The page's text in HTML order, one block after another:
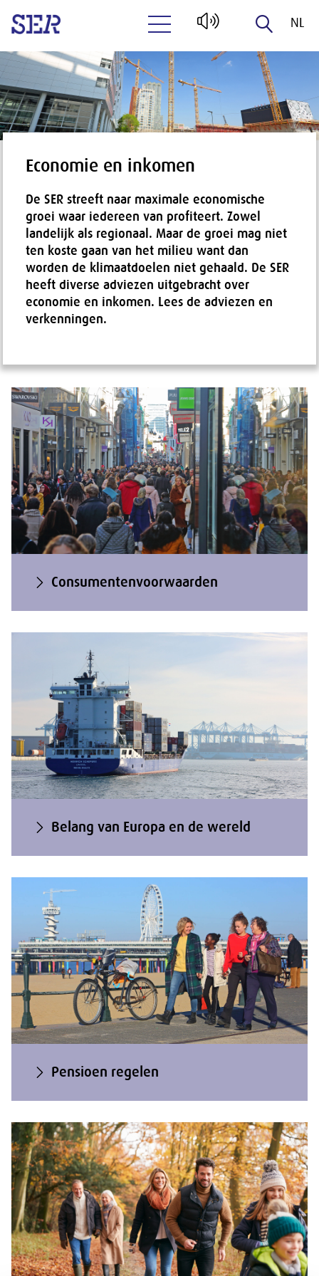
Naar hoofdinhoud
NL
Economie en inkomen
De SER streeft naar maximale economische
groei waar iedereen van profiteert. Zowel
landelijk als regionaal. Maar de groei mag niet
ten koste gaan van het milieu want dan
worden de klimaatdoelen niet gehaald. De SER
heeft diverse adviezen uitgebracht over
economie en inkomen. Lees de adviezen en
verkenningen.
Consumentenvoorwaarden
Belang van Europa en de wereld
Pensioen regelen